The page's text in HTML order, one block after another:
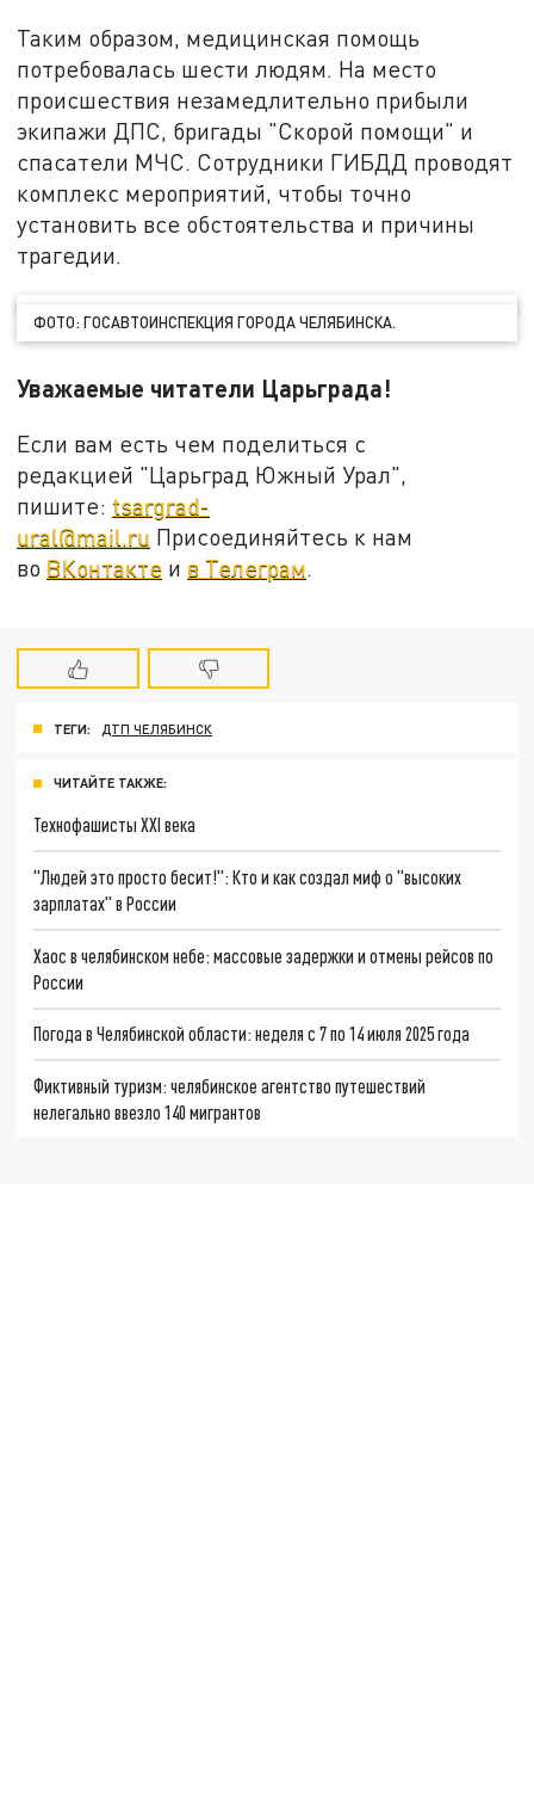
Таким образом, медицинская помощь
потребовалась шести людям. На место
происшествия незамедлительно прибыли
экипажи ДПС, бригады "Скорой помощи" и
спасатели МЧС. Сотрудники ГИБДД проводят
комплекс мероприятий, чтобы точно
установить все обстоятельства и причины
трагедии.
ФОТО: ГОСАВТОИНСПЕКЦИЯ ГОРОДА ЧЕЛЯБИНСКА.
Уважаемые читатели Царьграда!
Если вам есть чем поделиться с
редакцией "Царьград Южный Урал",
пишите: tsargrad-
ural@mail.ru Присоединяйтесь к нам
во ВКонтакте и в Телеграм.
ТЕГИ: ДТП ЧЕЛЯБИНСК
ЧИТАЙТЕ ТАКЖЕ:
Технофашисты XXI века
"Людей это просто бесит!": Кто и как создал миф о "высоких
зарплатах" в России
Хаос в челябинском небе: массовые задержки и отмены рейсов по
России
Погода в Челябинской области: неделя с 7 по 14 июля 2025 года
Фиктивный туризм: челябинское агентство путешествий
нелегально ввезло 140 мигрантов